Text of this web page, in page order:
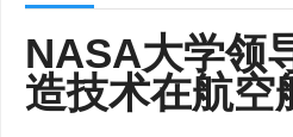
NASA大学领
造技术在航空